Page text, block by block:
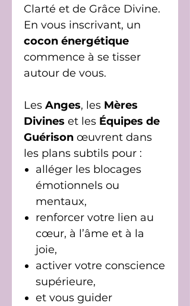
Clarté et de Grâce Divine.
En vous inscrivant, un
cocon énergétique
commence à se tisser
autour de vous.
Les Anges, les Mères
Divines et les Équipes de
Guérison œuvrent dans
les plans subtils pour :
alléger les blocages
émotionnels ou
mentaux,
renforcer votre lien au
cœur, à l’âme et à la
joie,
activer votre conscience
supérieure,
et vous guider